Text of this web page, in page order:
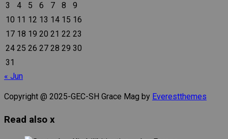
3
4 5 6 7 8
9
10 11 12 13 14 15 16
17 18 19 20 21 22 23
24 25 26 27 28 29 30
31
« Jun
Copyright @ 2025-GEC-SH Grace Mag by Everestthemes
Read also x